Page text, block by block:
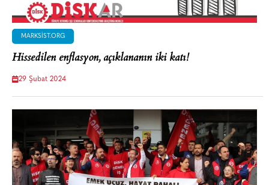
MARKSIST.ORG
Hissedilen enflasyon, açıklananın iki katı!
29 Şubat 2024